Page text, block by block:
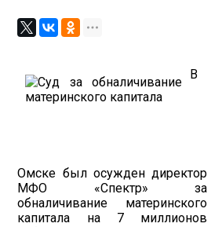
В
Омске был осужден директор
МФО «Спектр» за
обналичивание материнского
капитала на 7 миллионов